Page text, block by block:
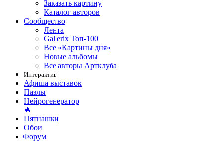
Заказать картину
Каталог авторов
Сообщество
Лента
Gallerix Топ-100
Все «Картины дня»
Новые альбомы
Все авторы Артклуба
Интерактив
Афиша выставок
Пазлы
Нейрогенератор
🔥
Пятнашки
Обои
Форум